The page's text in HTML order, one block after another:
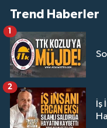
Trend Haberler
1
İş
2